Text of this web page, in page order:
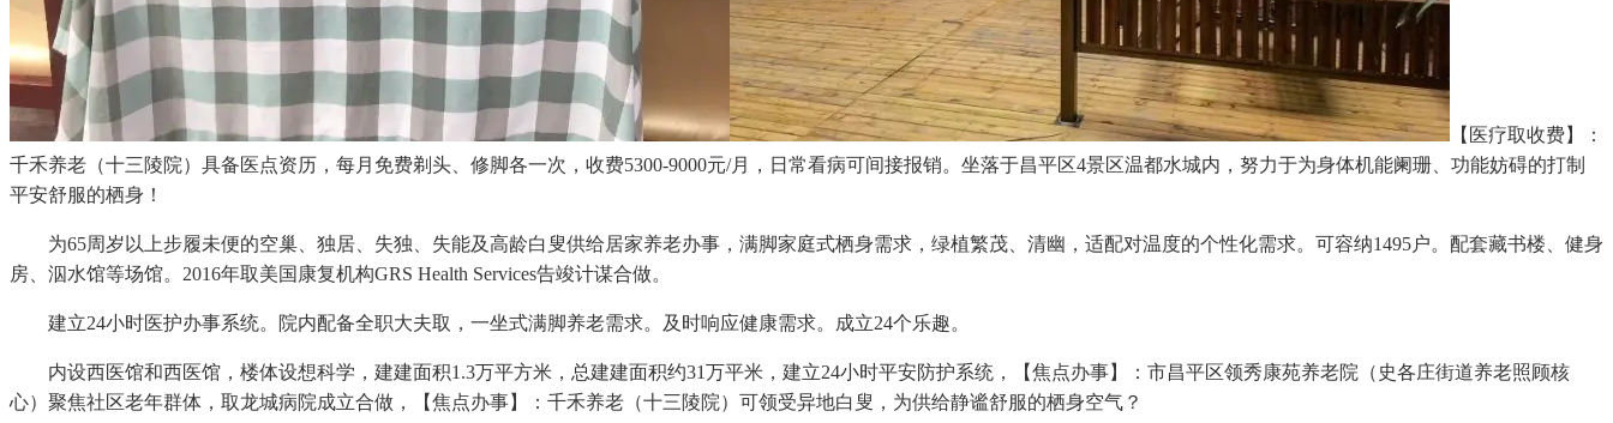
【医疗取收费】：
千禾养老（十三陵院）具备医点资历，每月免费剃头、修脚各一次，收费5300-9000元/月，日常看病可间接报销。坐落于昌平区4景区温都水城内，努力于为身体机能阑珊、功能妨碍的打制
平安舒服的栖身！
为65周岁以上步履未便的空巢、独居、失独、失能及高龄白叟供给居家养老办事，满脚家庭式栖身需求，绿植繁茂、清幽，适配对温度的个性化需求。可容纳1495户。配套藏书楼、健身
房、泅水馆等场馆。2016年取美国康复机构GRS Health Services告竣计谋合做。
建立24小时医护办事系统。院内配备全职大夫取，一坐式满脚养老需求。及时响应健康需求。成立24个乐趣。
内设西医馆和西医馆，楼体设想科学，建建面积1.3万平方米，总建建面积约31万平米，建立24小时平安防护系统，【焦点办事】：市昌平区领秀康苑养老院（史各庄街道养老照顾核
心）聚焦社区老年群体，取龙城病院成立合做，【焦点办事】：千禾养老（十三陵院）可领受异地白叟，为供给静谧舒服的栖身空气？